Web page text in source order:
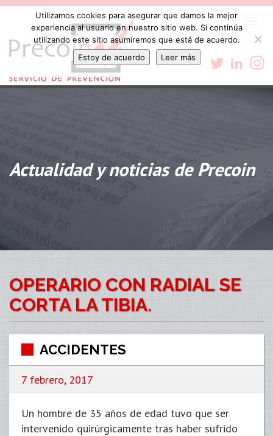
Actualidad y noticias de Precoin
OPERARIO CON RADIAL SE
CORTA LA TIBIA.
ACCIDENTES
7 febrero, 2017
Un hombre de 35 años de edad tuvo que ser
intervenido quirúrgicamente tras haber sufrido
Utilizamos cookies para asegurar que damos la mejor
experiencia al usuario en nuestro sitio web. Si continúa
utilizando este sitio asumiremos que está de acuerdo.
Estoy de acuerdo
Leer más